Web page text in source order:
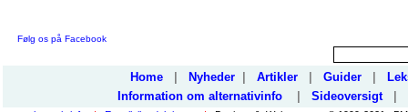
Følg os på Facebook
Home Nyheder Artikler Guider
Information om alternativinfo
Sideoversigt